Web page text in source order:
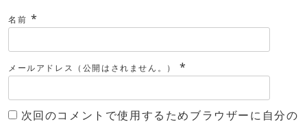
名前 *
メールアドレス（公開はされません。） *
次回のコメントで使用するためブラウザーに自分の